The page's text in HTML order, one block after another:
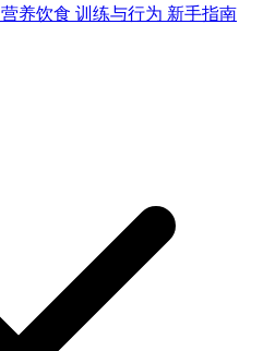
营养饮食 训练与行为 新手指南